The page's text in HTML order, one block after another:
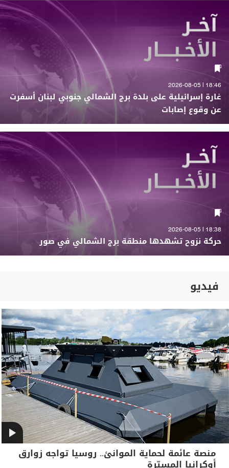
18:46 | 2026-08-05
غارة إسرائيلية على بلدة برج الشمالي جنوبي لبنان أسفرت
عن وقوع إصابات
18:38 | 2026-08-05
حركة نزوح تشهدها منطقة برج الشمالي في صور
فيديو
منصة عائمة لحماية الموانئ.. روسيا تواجه زوارق
أوكرانيا المسيّرة